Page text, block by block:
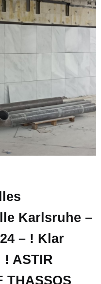
Karlsruhe –
– ! Klar
ASTIR
THASSOS